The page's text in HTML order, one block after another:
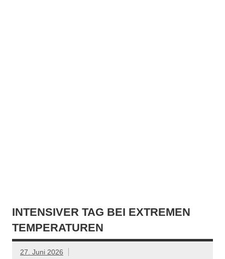
INTENSIVER TAG BEI EXTREMEN
TEMPERATUREN
27. Juni 2026